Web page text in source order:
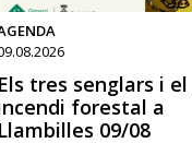
Els tres senglars i
forestal a
Llambilles 09/08